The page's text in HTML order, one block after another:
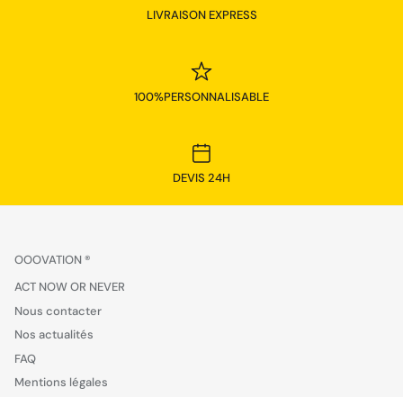
LIVRAISON EXPRESS
100%PERSONNALISABLE
DEVIS 24H
OOOVATION ®
ACT NOW OR NEVER
Nous contacter
Nos actualités
FAQ
Mentions légales